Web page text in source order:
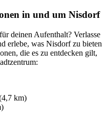
in und um Nisdorf
deinen Aufenthalt? Verlasse
erlebe, was Nisdorf zu bieten
die es zu entdecken gilt,
km)